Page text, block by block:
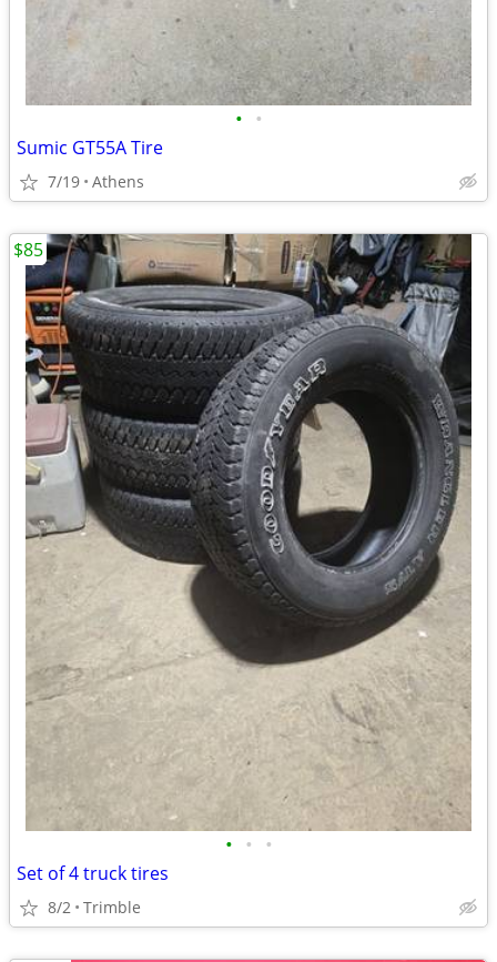
• •
Sumic GT55A Tire
7/19 Athens
• • •
Set of 4 truck tires
8/2 Trimble
$85